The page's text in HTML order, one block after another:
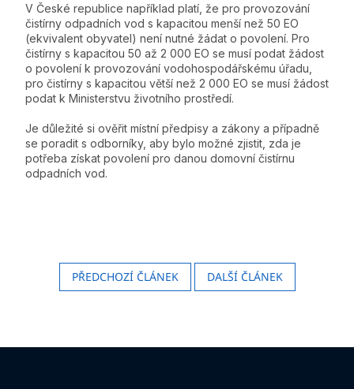
V České republice například platí, že pro provozování
čistírny odpadních vod s kapacitou menší než 50 EO
(ekvivalent obyvatel) není nutné žádat o povolení. Pro
čistírny s kapacitou 50 až 2 000 EO se musí podat žádost
o povolení k provozování vodohospodářskému úřadu,
pro čistírny s kapacitou větší než 2 000 EO se musí žádost
podat k Ministerstvu životního prostředí.
Je důležité si ověřit místní předpisy a zákony a případně
se poradit s odborníky, aby bylo možné zjistit, zda je
potřeba získat povolení pro danou domovní čistírnu
odpadních vod.
PŘEDCHOZÍ ČLÁNEK DALŠÍ ČLÁNEK
Z